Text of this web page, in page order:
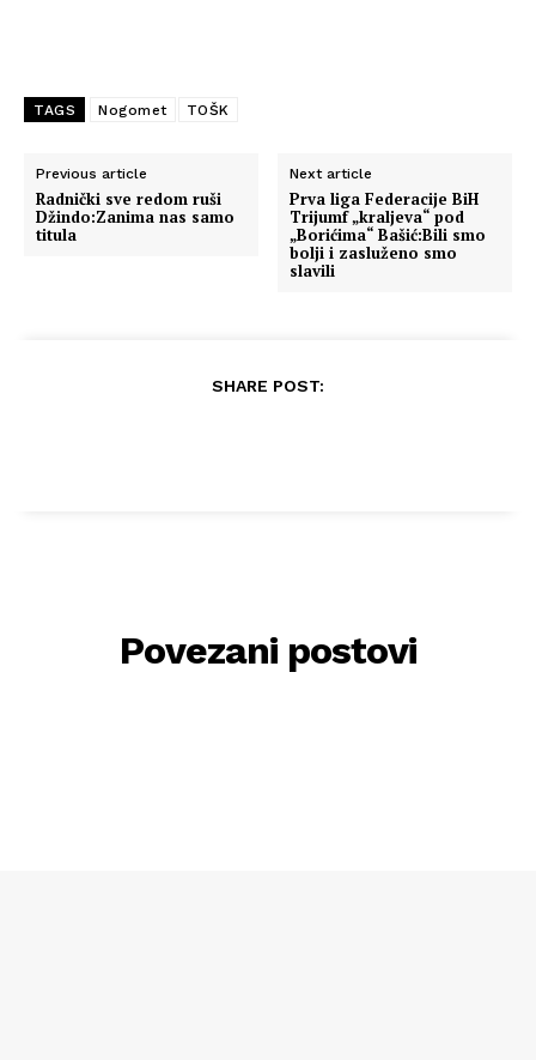
TAGS Nogomet TOŠK
Previous article
Radnički sve redom ruši
Džindo:Zanima nas samo
titula
Next article
Prva liga Federacije BiH
Trijumf „kraljeva“ pod
„Borićima“ Bašić:Bili smo
bolji i zasluženo smo
slavili
SHARE POST:
Povezani postovi